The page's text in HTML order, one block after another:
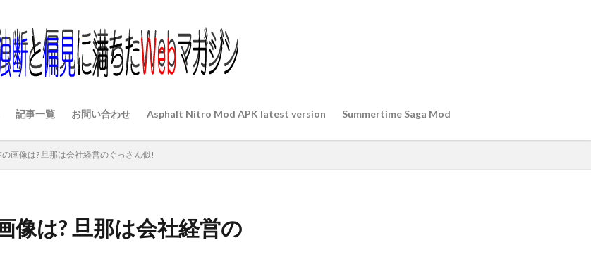
記事一覧 お問い合わせ Asphalt Nitro Mod APK latest version Summertime Saga Mod
画像は? 旦那は会社経営のぐっさん似!
像は? 旦那は会社経営の